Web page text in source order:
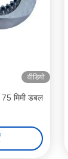
वीडियो
मिमी डबल